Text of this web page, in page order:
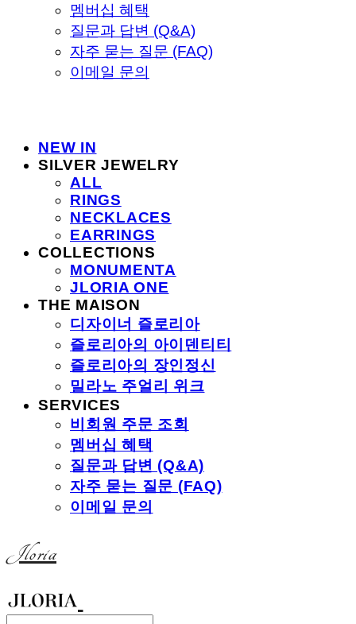
멤버십 혜택
질문과 답변 (Q&A)
자주 묻는 질문 (FAQ)
이메일 문의
NEW IN
SILVER JEWELRY
ALL
RINGS
NECKLACES
EARRINGS
COLLECTIONS
MONUMENTA
JLORIA ONE
THE MAISON
디자이너 즐로리아
즐로리아의 아이덴티티
즐로리아의 장인정신
밀라노 주얼리 위크
SERVICES
비회원 주문 조회
멤버십 혜택
질문과 답변 (Q&A)
자주 묻는 질문 (FAQ)
이메일 문의
Jloria